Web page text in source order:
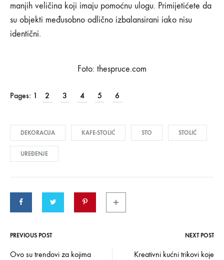
KOMENTARI
ISKLJUČENI
ZA
MALA
SOBI
manjih veličina koji imaju pomoćnu ulogu. Primijetićete da
su objekti međusobno odlično izbalansirani iako nisu
identični.
Foto: thespruce.com
Pages: 1 2 3 4 5 6
DEKORACIJA KAFE-STOLIĆ STO STOLIĆ
UREĐENJE
Post
PREVIOUS POST NEXT POST
Ovo su trendovi za kojima
Kreativni kućni trikovi koje